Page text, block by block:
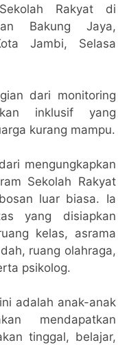
Rakyat di
Bakung Jaya,
Jambi, Selasa
dari monitoring
inklusif yang
kurang mampu.
mengungkapkan
Sekolah Rakyat
luar biasa. Ia
yang disiapkan
kelas, asrama
ruang olahraga,
psikolog.
adalah anak-anak
mendapatkan
tinggal, belajar,